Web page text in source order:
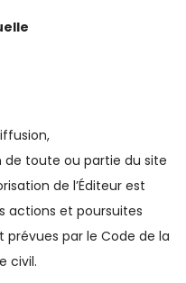
toute ou partie du site
de l’Éditeur est
actions et poursuites
par le Code de la
civil.